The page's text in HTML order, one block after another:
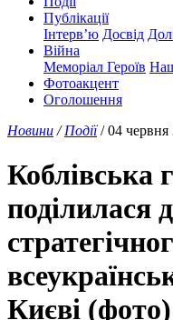
Публікації
Інтерв’ю Досвід
Війна
Меморіал Героїв
Фотоакцент
Оголошення
Новини /Події/ 04 червня
Коблівська
поділилася
Києві (фото)